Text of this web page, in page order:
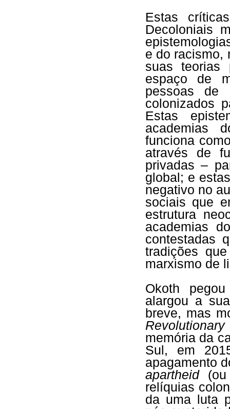
Estas
Decoloniais
e do racismo,
suas teorias
espaço de
pessoas de
colonizados
Estas
academias
funciona
através de
privadas –
global; e
negativo no
sociais que
estrutura
academias
contestadas
tradições
marxismo de
Okoth
alargou a
breve, mas
memória da
Sul, em
apagamento
apartheid(ou
relíquias
da uma luta